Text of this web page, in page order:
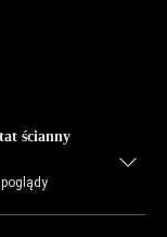
ścianny